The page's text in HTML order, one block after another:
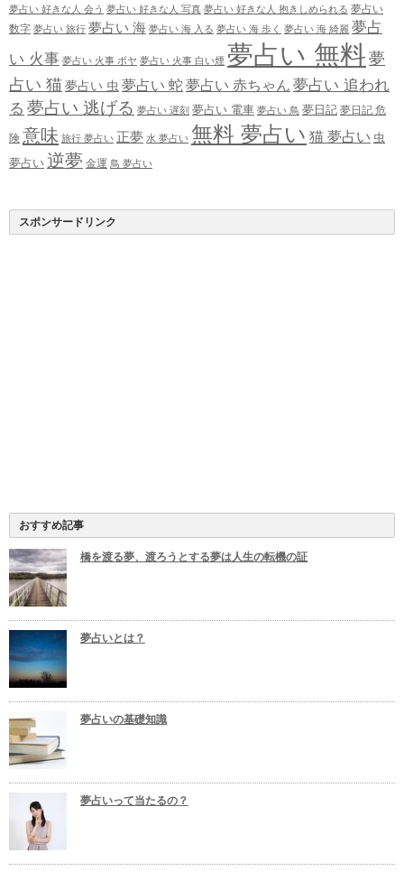
夢占い 好きな人 会う 夢占い 好きな人 写真 夢占い 好きな人 抱きしめられる 夢占い
数字 夢占い 旅行 夢占い 海 夢占い 海 入る 夢占い 海 歩く 夢占い 海 綺麗 夢占
い 火事 夢占い 火事 ボヤ 夢占い 火事 白い煙 夢占い 無料 夢
占い 猫夢占い 虫 夢占い 蛇夢占い 赤ちゃん 夢占い 追われ
る 夢占い 逃げる 夢占い 遅刻 夢占い 電車 夢占い 鳥 夢日記 夢日記 危
険 意味 旅行 夢占い 正夢 水 夢占い 無料 夢占い 猫 夢占い 虫
夢占い 逆夢 金運 鳥 夢占い
スポンサードリンク
おすすめ記事
橋を渡る夢、渡ろうとする夢は人生の転機の証
夢占いとは？
夢占いの基礎知識
夢占いって当たるの？